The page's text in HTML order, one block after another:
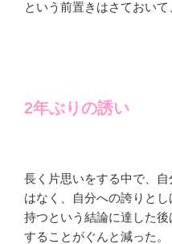
という前置きはさておい
2年ぶりの誘い
長く片思いをする中で、
はなく、自分への誇りと
持つという結論に達した
することがぐんと減った。